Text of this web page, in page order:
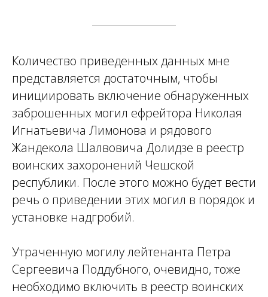
Количество приведенных данных мне
представляется достаточным, чтобы
инициировать включение обнаруженных
заброшенных могил ефрейтора Николая
Игнатьевича Лимонова и рядового
Жандекола Шалвовича Долидзе в реестр
воинских захоронений Чешской
республики. После этого можно будет вести
речь о приведении этих могил в порядок и
установке надгробий.
Утраченную могилу лейтенанта Петра
Сергеевича Поддубного, очевидно, тоже
необходимо включить в реестр воинских